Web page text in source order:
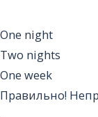
One night
Two nights
One week
Правильно!